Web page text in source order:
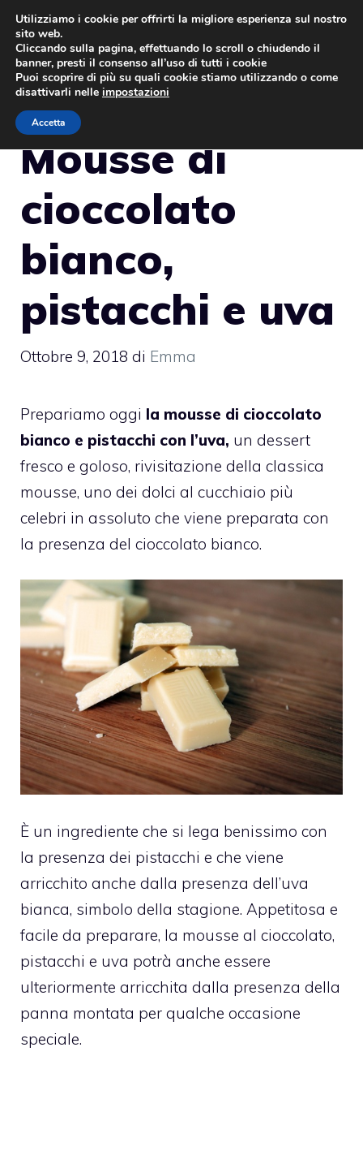
Vai
contenuto
Mousse di
cioccolato
bianco,
pistacchi e uva
Ottobre 9, 2018 di Emma
Prepariamo oggi la mousse di cioccolato
bianco e pistacchi con l’uva, un dessert
fresco e goloso, rivisitazione della classica
mousse, uno dei dolci al cucchiaio più
celebri in assoluto che viene preparata con
la presenza del cioccolato bianco.
È un ingrediente che si lega benissimo con
la presenza dei pistacchi e che viene
arricchito anche dalla presenza dell’uva
bianca, simbolo della stagione. Appetitosa e
facile da preparare, la mousse al cioccolato,
pistacchi e uva potrà anche essere
ulteriormente arricchita dalla presenza della
panna montata per qualche occasione
speciale.
Utilizziamo i cookie per offrirti la migliore esperienza sul nostro
sito web.
Cliccando sulla pagina, effettuando lo scroll o chiudendo il
banner, presti il consenso all’uso di tutti i cookie
Puoi scoprire di più su quali cookie stiamo utilizzando o come
disattivarli nelle impostazioni
Accetta